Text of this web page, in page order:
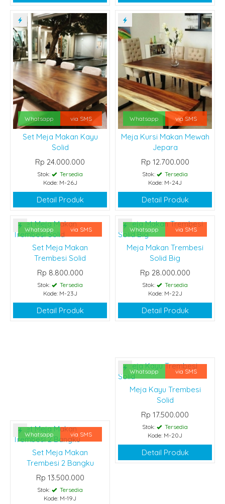
Whatsapp via SMS
Set Meja Makan Kayu
Solid
Rp 24.000.000
Stok:
Tersedia
Kode: M-26J
Detail Produk
Whatsapp via SMS
Meja Kursi Makan Mewah
Jepara
Rp 12.700.000
Stok:
Tersedia
Kode: M-24J
Detail Produk
Whatsapp via SMS
Set Meja Makan
Trembesi Solid
Rp 8.800.000
Stok:
Tersedia
Kode: M-23J
Detail Produk
Whatsapp via SMS
Meja Makan Trembesi
Solid Big
Rp 28.000.000
Stok:
Tersedia
Kode: M-22J
Detail Produk
Whatsapp via SMS
Meja Kayu Trembesi
Solid
Rp 17.500.000
Stok:
Tersedia
Kode: M-20J
Detail Produk
Whatsapp via SMS
Set Meja Makan
Trembesi 2 Bangku
Rp 13.500.000
Stok:
Tersedia
Kode: M-19J